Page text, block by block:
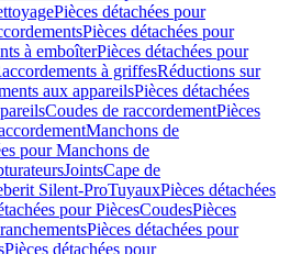
Pièces détachées pour
Pièces détachées pour
à emboîterPièces détachées pour
à griffesRéductions sur
aux appareilsPièces détachées
Coudes de raccordementPièces
Manchons de
pour Manchons de
JointsCape de
Silent-ProTuyauxPièces détachées
pour PiècesCoudesPièces
Pièces détachées pour
Pièces détachées pour